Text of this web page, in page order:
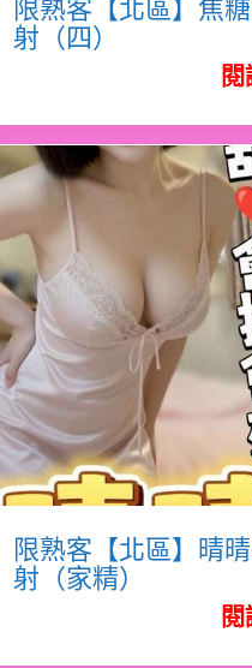
限熟客【北區】焦糖
射（四）
限熟客【北區】晴晴
射（家精）